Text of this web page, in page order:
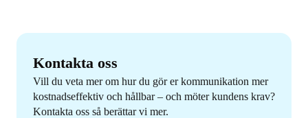
Kontakta oss
Vill du veta mer om hur du gör er kommunikation mer
kostnadseffektiv och hållbar – och möter kundens krav?
Kontakta oss så berättar vi mer.